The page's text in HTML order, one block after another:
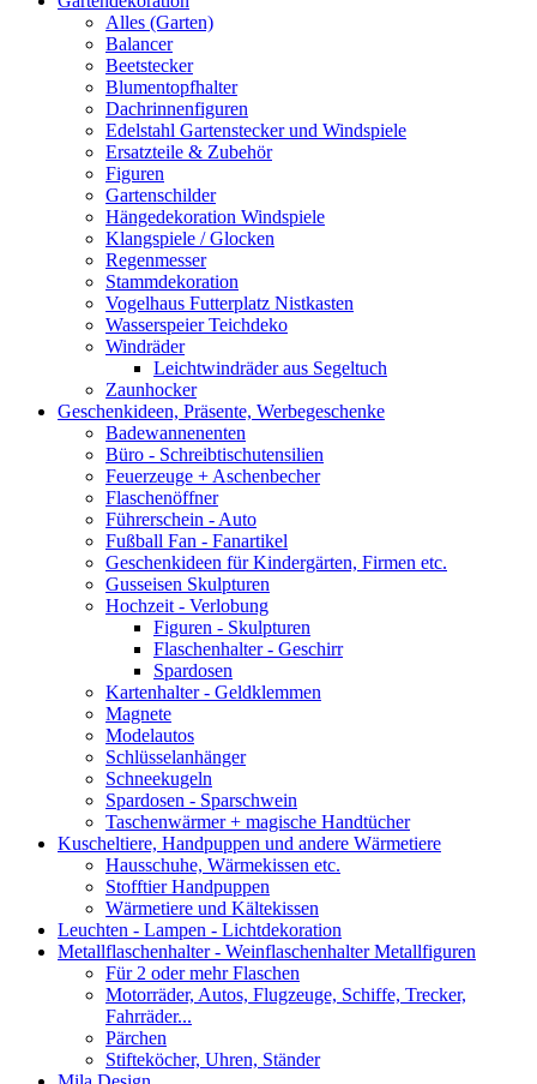
Alles (Garten)
Balancer
Beetstecker
Blumentopfhalter
Dachrinnenfiguren
Edelstahl Gartenstecker und Windspiele
Ersatzteile & Zubehör
Figuren
Gartenschilder
Hängedekoration Windspiele
Klangspiele / Glocken
Regenmesser
Stammdekoration
Vogelhaus Futterplatz Nistkasten
Wasserspeier Teichdeko
Windräder
Leichtwindräder aus Segeltuch
Zaunhocker
Geschenkideen, Präsente, Werbegeschenke
Badewannenenten
Büro - Schreibtischutensilien
Feuerzeuge + Aschenbecher
Flaschenöffner
Führerschein - Auto
Fußball Fan - Fanartikel
Geschenkideen für Kindergärten, Firmen etc.
Gusseisen Skulpturen
Hochzeit - Verlobung
Figuren - Skulpturen
Flaschenhalter - Geschirr
Spardosen
Kartenhalter - Geldklemmen
Magnete
Modelautos
Schlüsselanhänger
Schneekugeln
Spardosen - Sparschwein
Taschenwärmer + magische Handtücher
Kuscheltiere, Handpuppen und andere Wärmetiere
Hausschuhe, Wärmekissen etc.
Stofftier Handpuppen
Wärmetiere und Kältekissen
Leuchten - Lampen - Lichtdekoration
Metallflaschenhalter - Weinflaschenhalter Metallfiguren
Für 2 oder mehr Flaschen
Motorräder, Autos, Flugzeuge, Schiffe, Trecker,
Fahrräder...
Pärchen
Stifteköcher, Uhren, Ständer